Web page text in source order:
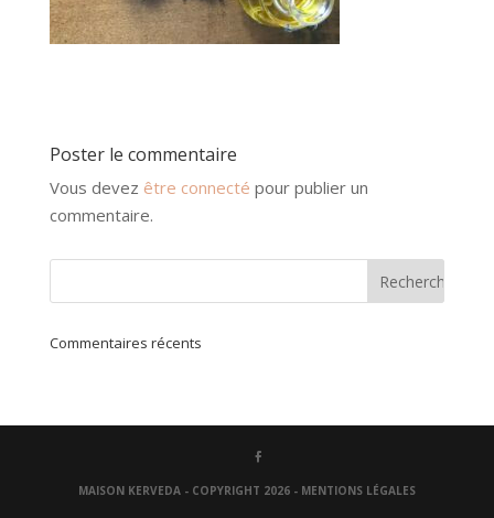
Poster le commentaire
Vous devez être connecté pour publier un
commentaire.
Commentaires récents
MAISON KERVEDA - COPYRIGHT 2026 - MENTIONS LÉGALES